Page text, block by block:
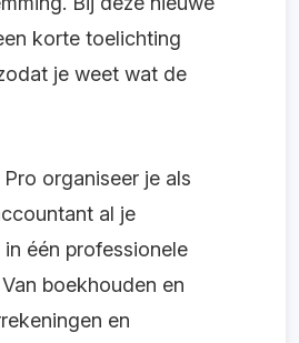
korte toelichting
je weet wat de
organiseer je als
al je
één professionele
boekhouden en
en